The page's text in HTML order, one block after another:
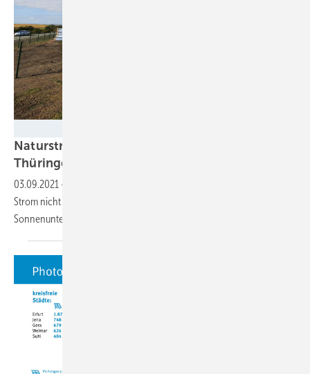
Naturstrom baut Solarpark mit Speicher in
Thüringen
03.09.2021 -
Strom nicht nur tagsüber in Netz einspeisen, sondern auch nach
Sonnenuntergang. Denn sie wird mit einem Speicher